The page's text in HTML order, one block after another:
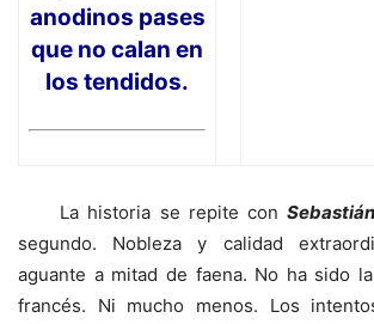
anodinos pases
que no calan en
los tendidos.
La historia se repite con
segundo. Nobleza y calidad
aguante a mitad de faena. No ha sido
francés. Ni mucho menos. Los